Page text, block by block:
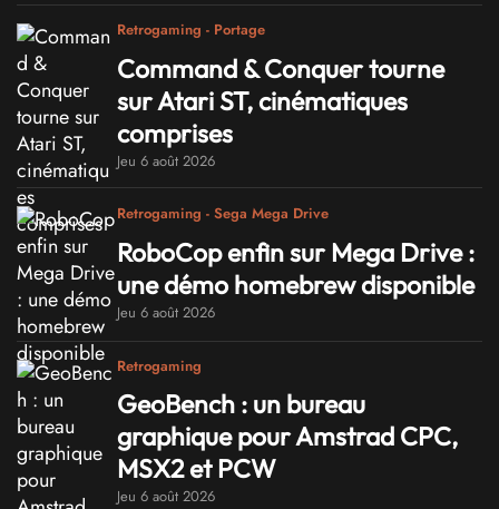
Retrogaming - Portage
Command & Conquer tourne
sur Atari ST, cinématiques
comprises
Jeu 6 août 2026
Retrogaming - Sega Mega Drive
RoboCop enfin sur Mega Drive :
une démo homebrew disponible
Jeu 6 août 2026
Retrogaming
GeoBench : un bureau
graphique pour Amstrad CPC,
MSX2 et PCW
Jeu 6 août 2026